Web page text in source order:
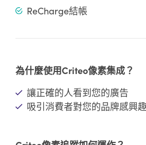
ReCharge結帳
為什麼使用Criteo像素集成？
讓正確的人看到您的廣告
吸引消費者對您的品牌感興趣